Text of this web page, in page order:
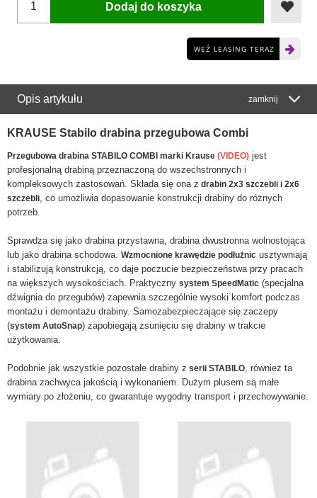
Dodaj do koszyka
WEŹ LEASING TERAZ
Opis artykułu zamknij
KRAUSE Stabilo drabina przegubowa Combi
Przegubowa drabina STABILO COMBI marki Krause (VIDEO) jest
profesjonalną drabiną przeznaczoną do wszechstronnych i
kompleksowych zastosowań. Składa się ona z drabin 2x3 szczebli i 2x6
szczebli , co umożliwia dopasowanie konstrukcji drabiny do różnych
potrzeb.
Sprawdza się jako drabina przystawna, drabina dwustronna wolnostojąca
lub jako drabina schodowa. Wzmocnione krawędzie podłużnic usztywniają
i stabilizują konstrukcją, co daje poczucie bezpieczeństwa przy pracach
na większych wysokościach. Praktyczny system SpeedMatic (specjalna
dźwignia do przegubów) zapewnia szczególnie wysoki komfort podczas
montażu i demontażu drabiny. Samozabezpieczające się zaczepy
(system AutoSnap) zapobiegają zsunięciu się drabiny w trakcie
użytkowania.
Podobnie jak wszystkie pozostałe drabiny z serii STABILO , również ta
drabina zachwyca jakością i wykonaniem. Dużym plusem są małe
wymiary po złożeniu, co gwarantuje wygodny transport i przechowywanie.